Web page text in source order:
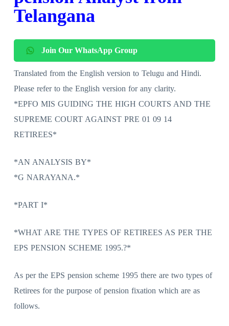
Telangana
Join Our WhatsApp Group
Translated from the English version to Telugu and Hindi.
Please refer to the English version for any clarity.
*EPFO MIS GUIDING THE HIGH COURTS AND THE
SUPREME COURT AGAINST PRE 01 09 14
RETIREES*
*AN ANALYSIS BY*
*G NARAYANA.*
*PART I*
*WHAT ARE THE TYPES OF RETIREES AS PER THE
EPS PENSION SCHEME 1995.?*
As per the EPS pension scheme 1995 there are two types of
Retirees for the purpose of pension fixation which are as
follows.